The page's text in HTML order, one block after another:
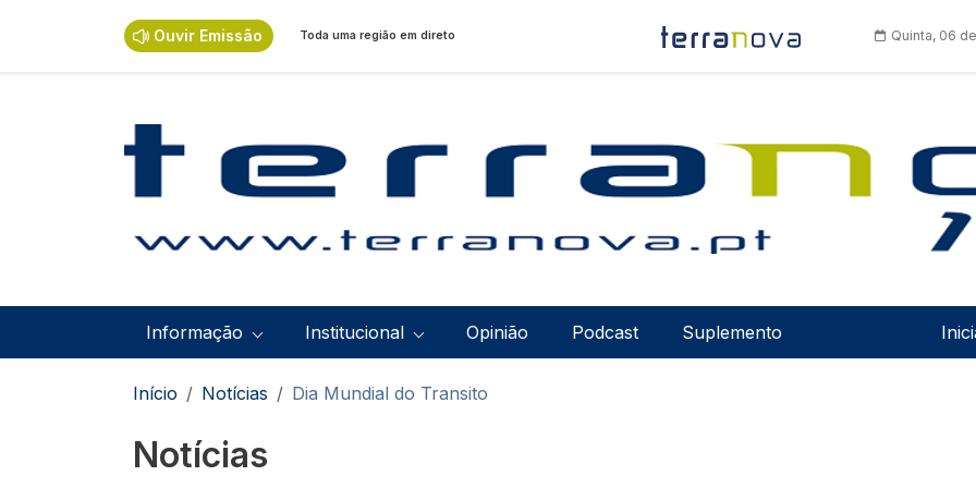
Ouvir Emissão Toda uma região em direto Quinta, 06
Navegação principal
Informação Institucional Opinião Podcast Suplemento
Navegação estrutural
Início Notícias Dia Mundial do Transito
Notícias